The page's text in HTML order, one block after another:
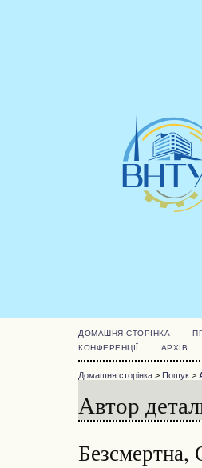
ДОМАШНЯ СТОРІНКА
КОНФЕРЕНЦІЇ
АРХІВ
Домашня сторінка > Пошук >
Автор
Безсмертна,